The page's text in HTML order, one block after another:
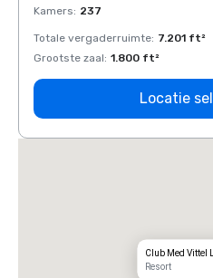
Kamers: 237
Totale vergaderruimte: 7.201 ft²
Grootste zaal: 1.800 ft²
Locatie
Club Med Vittel
Resort